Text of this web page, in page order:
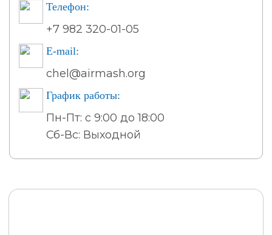
Телефон:
+7 982 320-01-05
E-mail:
chel@airmash.org
График работы:
Пн-Пт: с 9:00 до 18:00
Сб-Вс: Выходной